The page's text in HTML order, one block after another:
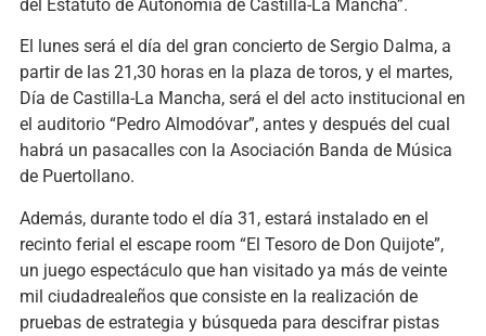
del Estatuto de Autonomía de Castilla-La Mancha”.
El lunes será el día del gran concierto de Sergio Dalma, a
partir de las 21,30 horas en la plaza de toros, y el martes,
Día de Castilla-La Mancha, será el del acto institucional en
el auditorio “Pedro Almodóvar”, antes y después del cual
habrá un pasacalles con la Asociación Banda de Música
de Puertollano.
Además, durante todo el día 31, estará instalado en el
recinto ferial el escape room “El Tesoro de Don Quijote”,
un juego espectáculo que han visitado ya más de veinte
mil ciudadrealeños que consiste en la realización de
pruebas de estrategia y búsqueda para descifrar pistas